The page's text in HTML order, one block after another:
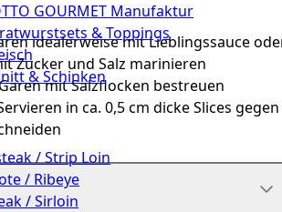
GOURMET Manufaktur
& Toppings
& Schinken
/ Strip Loin
/ Ribeye
/ Sirloin
idealerweise mit Lieblingssauce
Zucker und Salz marinieren
mit Salzflocken bestreuen
in ca. 0,5 cm dicke Slices gegen